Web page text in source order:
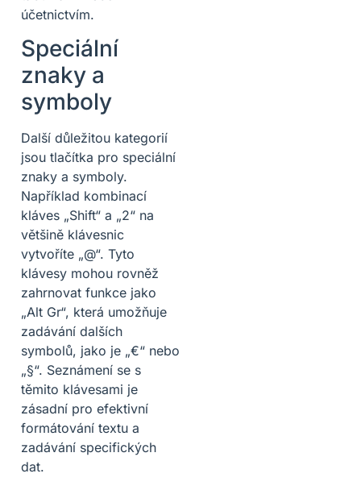
účetnictvím.
Speciální
znaky a
symboly
Další důležitou kategorií
jsou tlačítka pro speciální
znaky a symboly.
Například kombinací
kláves „Shift“ a „2“ na
většině klávesnic
vytvoříte „@“. Tyto
klávesy mohou rovněž
zahrnovat funkce jako
„Alt Gr“, která umožňuje
zadávání dalších
symbolů, jako je „€“ nebo
„§“. Seznámení se s
těmito klávesami je
zásadní pro efektivní
formátování textu a
zadávání specifických
dat.